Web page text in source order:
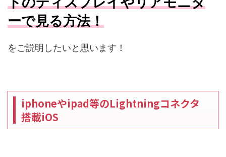
ーで見る方法！
をご説明したいと思います！
iphoneやipad等のLightningコネクタ
搭載iOS